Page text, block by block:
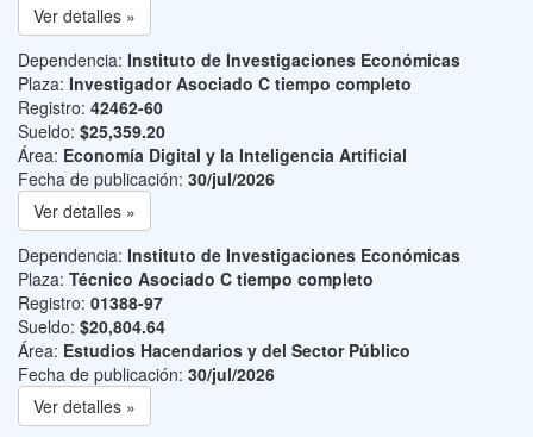
Ver detalles »
Dependencia: Instituto de Investigaciones Económicas
Plaza: Investigador Asociado C tiempo completo
Registro: 42462-60
Sueldo: $25,359.20
Área: Economía Digital y la Inteligencia Artificial
Fecha de publicación: 30/jul/2026
Ver detalles »
Dependencia: Instituto de Investigaciones Económicas
Plaza: Técnico Asociado C tiempo completo
Registro: 01388-97
Sueldo: $20,804.64
Área: Estudios Hacendarios y del Sector Público
Fecha de publicación: 30/jul/2026
Ver detalles »